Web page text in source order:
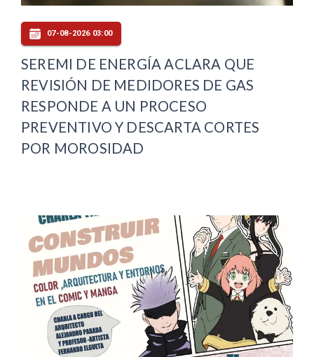
07-08-2026 03:00
SEREMI DE ENERGÍA ACLARA QUE
REVISIÓN DE MEDIDORES DE GAS
RESPONDE A UN PROCESO
PREVENTIVO Y DESCARTA CORTES
POR MOROSIDAD